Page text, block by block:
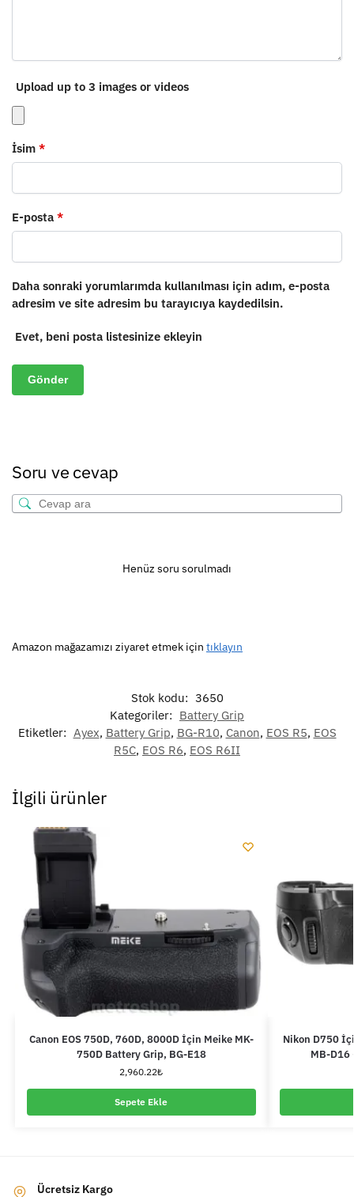
Upload up to 3 images or videos
İsim *
E-posta *
Daha sonraki yorumlarımda kullanılması için adım, e-posta
adresim ve site adresim bu tarayıcıya kaydedilsin.
Evet, beni posta listesinize ekleyin
Soru ve cevap
Henüz soru sorulmadı
Amazon mağazamızı ziyaret etmek için tıklayın
Stok kodu: 3650
Kategoriler: Battery Grip
Etiketler: Ayex, Battery Grip, BG-R10, Canon, EOS R5, EOS
R5C, EOS R6, EOS R6II
İlgili ürünler
Canon EOS 750D, 760D, 8000D İçin Meike MK-
750D Battery Grip, BG-E18
2,960.22₺
Sepete Ekle
Nikon D750
MB-D16
Ücretsiz Kargo